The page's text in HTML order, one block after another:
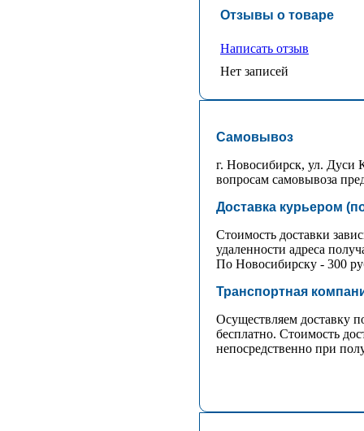
Отзывы о товаре
Написать отзыв
Нет записей
Самовывоз
г. Новосибирск, ул. Дуси
вопросам самовывоза
Доставка курьером
Стоимость доставки
удаленности адреса
По Новосибирску - 300
Транспортная
Осуществляем доставку
бесплатно. Стоимость
непосредственно при